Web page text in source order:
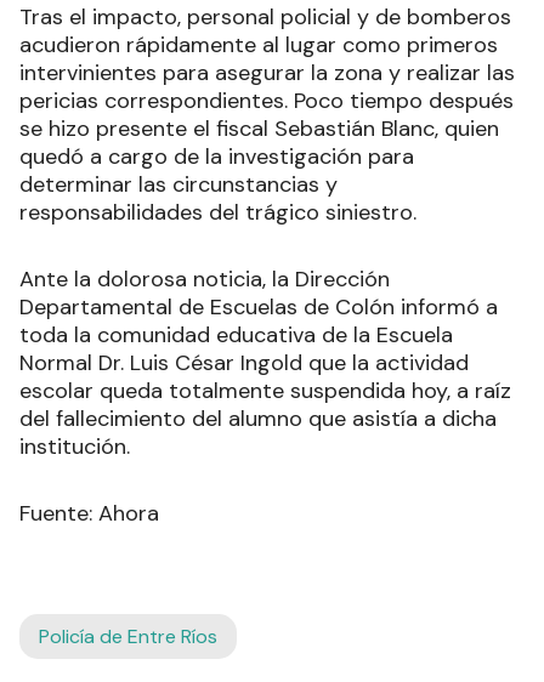
Tras el impacto, personal policial y de bomberos
acudieron rápidamente al lugar como primeros
intervinientes para asegurar la zona y realizar las
pericias correspondientes. Poco tiempo después
se hizo presente el fiscal Sebastián Blanc, quien
quedó a cargo de la investigación para
determinar las circunstancias y
responsabilidades del trágico siniestro.
Ante la dolorosa noticia, la Dirección
Departamental de Escuelas de Colón informó a
toda la comunidad educativa de la Escuela
Normal Dr. Luis César Ingold que la actividad
escolar queda totalmente suspendida hoy, a raíz
del fallecimiento del alumno que asistía a dicha
institución.
Fuente: Ahora
Policía de Entre Ríos